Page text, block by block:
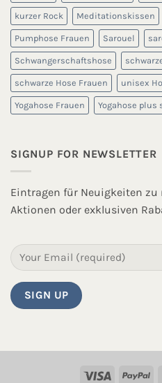
kurzer Rock Meditationskissen
Pumphose Frauen Sarouel
Schwangerschaftshose
schwarze Hose Frauen unisex
Yogahose Frauen Yogahose plus
SIGNUP FOR NEWSLETTER
Eintragen für Neuigkeiten zu
Aktionen oder exklusiven